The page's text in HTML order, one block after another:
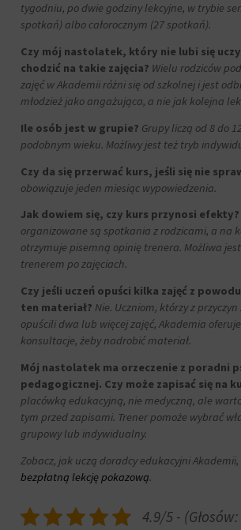
tygodniu, po dwie godziny lekcyjne, w trybie
spotkań) albo całorocznym (27 spotkań).
Czy mój nastolatek, który nie lubi się
chodzić na takie zajęcia? Wielu rodziców
zajęć w Akademii różni się od szkolnej i jest
młodzież jako angażująca, a nie jak kolejna
Ile osób jest w grupie? Grupy liczą od 8 do
podobnym wieku. Możliwy jest też tryb
Czy da się przerwać kurs, jeśli się nie
obowiązuje jeden miesiąc wypowiedzenia.
Jak dowiem się, czy kurs przynosi efekty?
organizowane są spotkania z rodzicami, a na
otrzymuje pisemną opinię trenera. Możliwa
trenerem po zajęciach.
Czy jeśli uczeń opuści kilka zajęć z
ten materiał? Nie. Uczniom, którzy z
opuścili dwa lub więcej zajęć, Akademia
konsultacje, żeby nadrobić materiał.
Mój nastolatek ma orzeczenie z poradni
pedagogicznej. Czy może zapisać się na
placówką edukacyjną, nie medyczną, ale
tym przed zapisami. Trener pomoże wybrać
grupowy lub indywidualny.
Zobacz, jak uczą doradcy edukacyjni Akademii,
bezpłatną lekcję pokazową.
4.9/5 - (Głosów: